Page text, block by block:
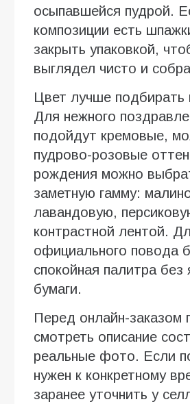
осыпавшейся пудрой.
композиции есть
закрыть упаковкой,
выглядел чисто и
Цвет лучше подбирать
Для нежного
подойдут кремовые,
пудрово-розовые
рождения можно
заметную гамму:
лавандовую,
контрастной лентой.
официального повода
спокойная палитра без
бумаги.
Перед онлайн-заказом
смотреть описание
реальные фото. Если
нужен к конкретному
заранее уточнить у